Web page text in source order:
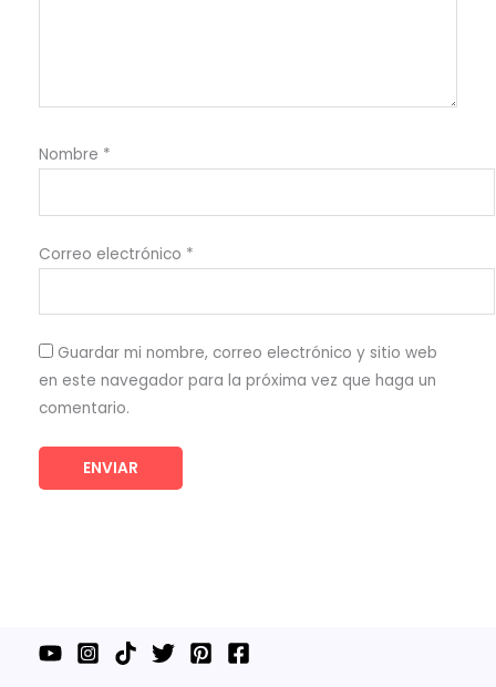
Nombre *
Correo electrónico *
Guardar mi nombre, correo electrónico y sitio web
en este navegador para la próxima vez que haga un
comentario.